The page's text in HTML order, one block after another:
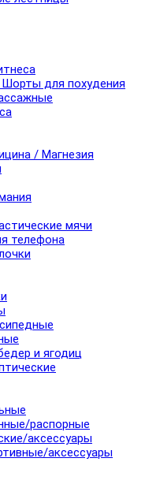
для похудения
/ Магнезия
мячи
телефона
и ягодиц
распорные
аксессуары
аксессуары